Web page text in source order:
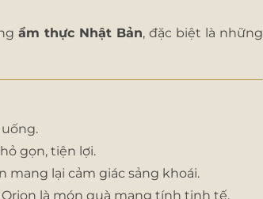
ẩm thực Nhật Bản, đặc biệt là những
gọn, tiện lợi.
mang lại cảm giác sảng khoái.
là món quà mang tính tinh tế.